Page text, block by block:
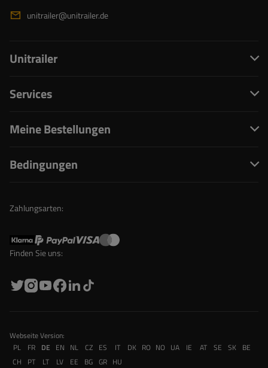
unitrailer@unitrailer.de
Unitrailer
Services
Meine Bestellungen
Bedingungen
Zahlungsarten:
Finden Sie uns:
Webseite Version:
PL
FR DE EN NL CZ ES IT DK RO NO UA IE AT SE SK BE
CH
PT LT LV EE BG GR HU